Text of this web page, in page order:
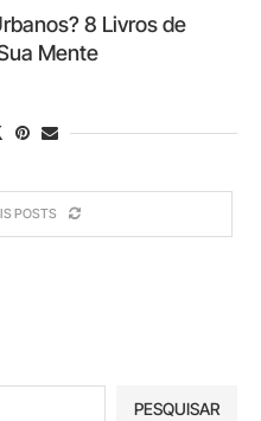
8 Livros de
Mente
POSTS
PESQUISAR